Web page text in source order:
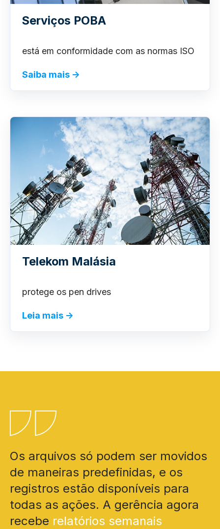
Serviços POBA
está em conformidade com as normas ISO
Saiba mais →
Telekom Malásia
protege os pen drives
Leia mais →
Os arquivos só podem ser movidos
de maneiras predefinidas, e os
registros estão disponíveis para
todas as ações. A gerência agora
recebe relatórios semanais